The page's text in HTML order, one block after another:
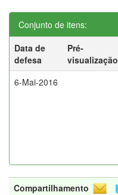
Conjunto de itens:
Data de
defesa
Pré-
visualização
6-Mai-2016
Compartilhamento